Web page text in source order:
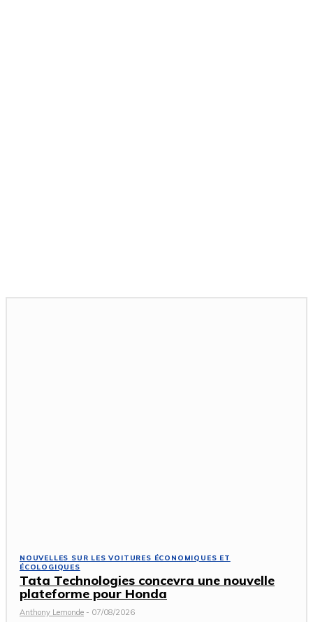
NOUVELLES SUR LES VOITURES ÉCONOMIQUES ET
ÉCOLOGIQUES
Tata Technologies concevra une nouvelle
plateforme pour Honda
Anthony Lemonde - 07/08/2026